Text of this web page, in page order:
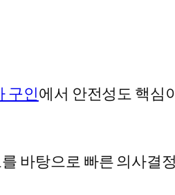
구인에서 안전성도 핵심
바탕으로 빠른 의사결